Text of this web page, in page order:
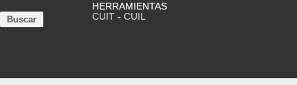
HERRAMIENTAS
CUIT- CUIL